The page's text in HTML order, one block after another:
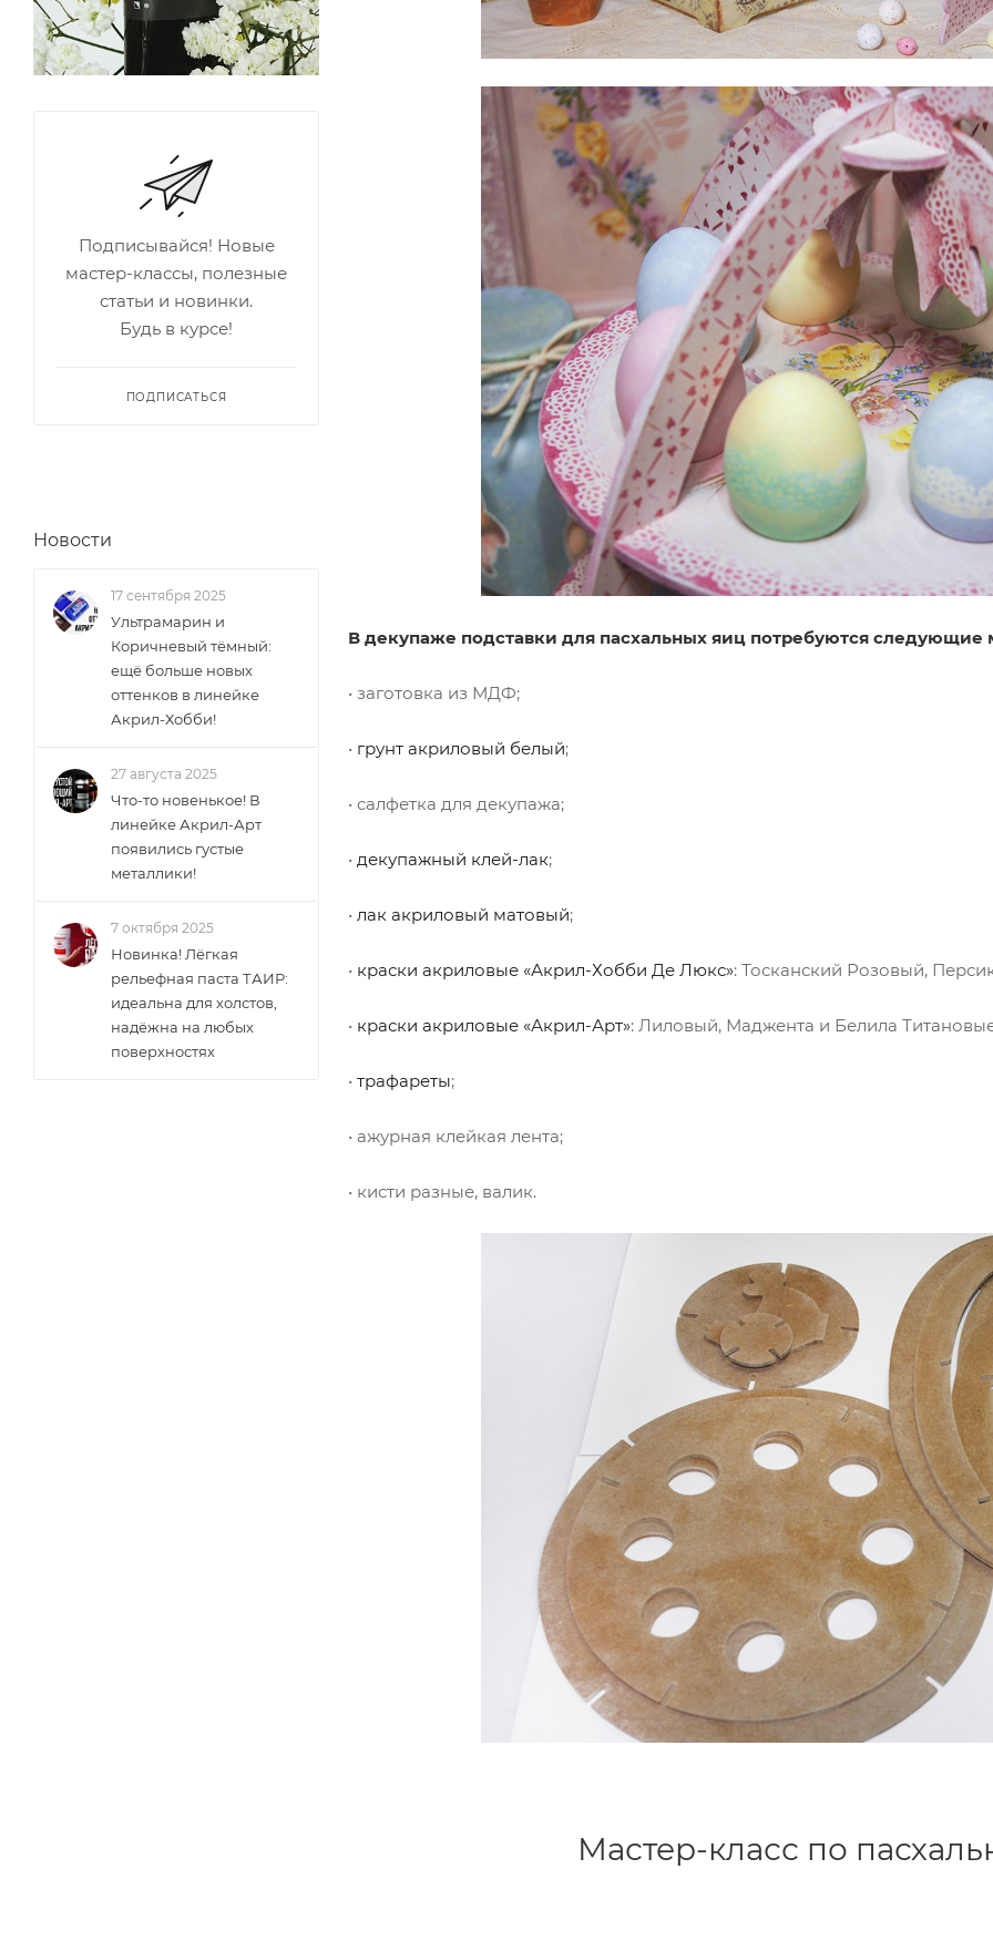
В декупаже подставки для пасхальных яиц потребуются следующие
• заготовка из МДФ;
• грунт акриловый белый;
• салфетка для декупажа;
• декупажный клей-лак;
• лак акриловый матовый;
• краски акриловые «Акрил-Хобби Де Люкс»: Тосканский Розовый,
• краски акриловые «Акрил-Арт»: Лиловый, Маджента и Белила
• трафареты;
• ажурная клейкая лента;
• кисти разные, валик.
Мастер-класс по
Подписывайся! Новые
мастер-классы, полезные
статьи и новинки.
Будь в курсе!
ПОДПИСАТЬСЯ
Новости
17 сентября 2025
Ультрамарин и
Коричневый тёмный:
ещё больше новых
оттенков в линейке
Акрил-Хобби!
27 августа 2025
Что-то новенькое! В
линейке Акрил-Арт
появились густые
металлики!
7 октября 2025
Новинка! Лёгкая
рельефная паста ТАИР:
идеальна для холстов,
надёжна на любых
поверхностях